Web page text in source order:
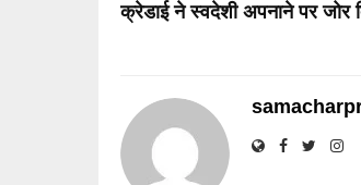
क्रेडाई ने स्वदेशी अपनाने पर जोर